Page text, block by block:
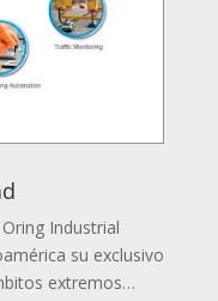
Industrial
su exclusivo
extremos…